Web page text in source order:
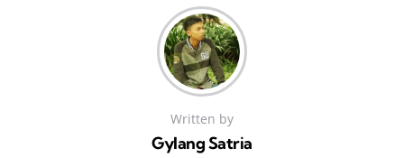
Written by
Gylang Satria